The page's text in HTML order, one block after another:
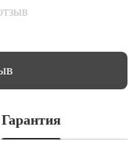
Гарантия